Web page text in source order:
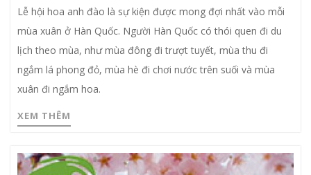
Lễ hội hoa anh đào là sự kiện được mong đợi nhất vào mỗi
mùa xuân ở Hàn Quốc. Người Hàn Quốc có thói quen đi du
lịch theo mùa, như mùa đông đi trượt tuyết, mùa thu đi
ngắm lá phong đỏ, mùa hè đi chơi nước trên suối và mùa
xuân đi ngắm hoa.
XEM THÊM